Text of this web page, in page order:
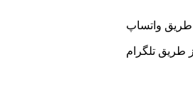
طریق واتساپ
طریق تلگرام